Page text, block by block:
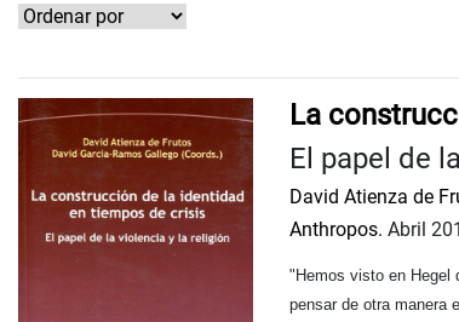
La
El papel de
David Atienza de
Anthropos. Abril
"Hemos visto en Hegel
pensar de otra manera